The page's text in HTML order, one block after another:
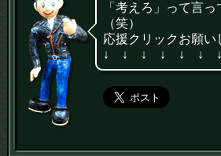
「考えろ」って言
（笑）
応援クリックお願い
↓ ↓ ↓ ↓ ↓ ↓ ↓